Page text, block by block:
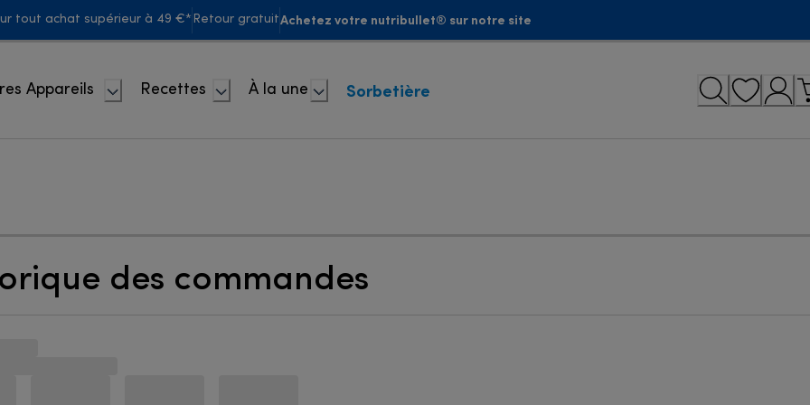
tout achat supérieur à 49 €* Retour gratuitAchetez votre nutribullet® sur notre site
Appareils Recettes À la une Sorbetière
des commandes